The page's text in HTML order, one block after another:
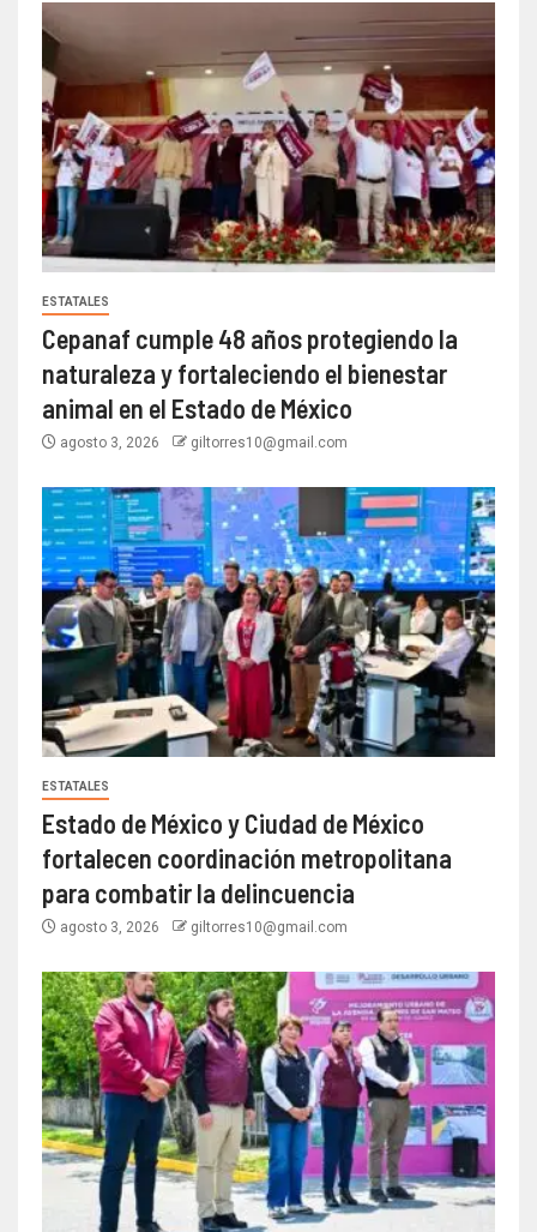
ESTATALES
Cepanaf cumple 48 años protegiendo la
naturaleza y fortaleciendo el bienestar
animal en el Estado de México
agosto 3, 2026 giltorres10@gmail.com
ESTATALES
Estado de México y Ciudad de México
fortalecen coordinación metropolitana
para combatir la delincuencia
agosto 3, 2026 giltorres10@gmail.com